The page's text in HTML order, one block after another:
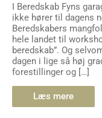
I Beredskab Fyns
ikke hører til dagens
Beredskabers
hele landet til
beredskab”. Og
dagen i lige så høj
forestillinger og […]
Læs mere